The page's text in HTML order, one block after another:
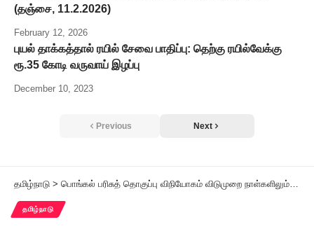
(தஞ்சை, 11.2.2026)
February 12, 2026
புயல் தாக்கத்தால் ரயில் சேவை பாதிப்பு: தெற்கு ரயில்வேக்கு
ரூ.35 கோடி வருவாய் இழப்பு
December 10, 2023
Previous Next
தமிழ்நாடு > பொங்கல் பரிசுத் தொகுப்பு விநியோகம் விடுமுறை நாள்களிலும் நியாய விலைக் கடைகள் இயங்கும்
தமிழ்நாடு